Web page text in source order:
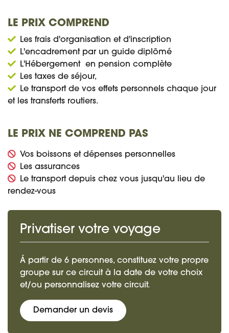
LE PRIX COMPREND
Les frais d'organisation et d'inscription
L'encadrement par un guide diplômé
L'Hébergement en pension complète
Les taxes de séjour,
Le transport de vos effets personnels chaque jour
et les transferts routiers.
LE PRIX NE COMPREND PAS
Vos boissons et dépenses personnelles
Les assurances
Le transport depuis chez vous jusqu'au lieu de
rendez-vous
Privatiser votre voyage
Á partir de 6 personnes, constituez votre propre
groupe sur ce circuit à la date de votre choix
et/ou personnalisez votre circuit.
Demander un devis